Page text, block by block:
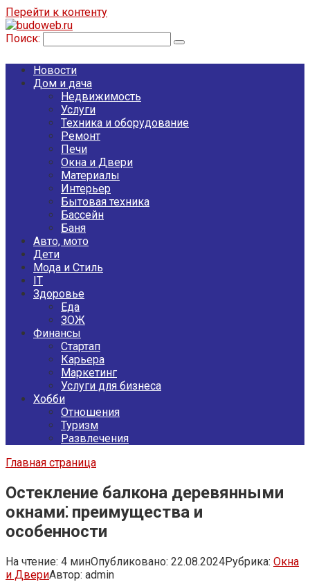
Перейти к контенту
Поиск:
Новости
Дом и дача
Недвижимость
Услуги
Техника и оборудование
Ремонт
Печи
Окна и Двери
Материалы
Интерьер
Бытовая техника
Бассейн
Баня
Авто, мото
Дети
Мода и Стиль
IT
Здоровье
Еда
ЗОЖ
Финансы
Стартап
Карьера
Маркетинг
Услуги для бизнеса
Хобби
Отношения
Туризм
Развлечения
Главная страница
Остекление балкона деревянными
окнами⁚ преимущества и
особенности
На чтение: 4 минОпубликовано: 22.08.2024Рубрика: Окна
и ДвериАвтор: admin